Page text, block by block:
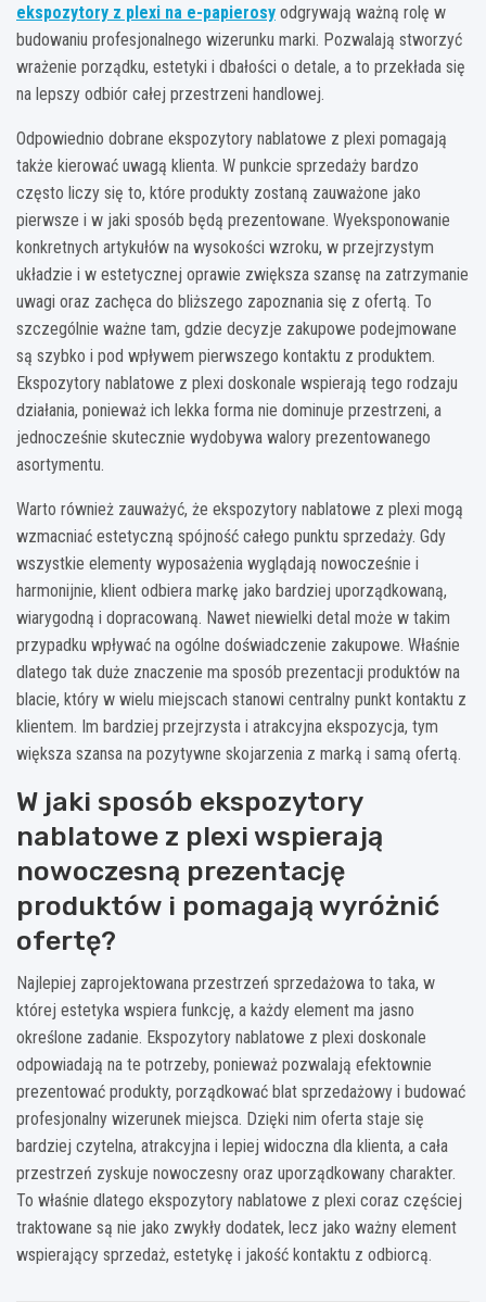
ekspozytory z plexi na e-papierosy odgrywają ważną rolę w
budowaniu profesjonalnego wizerunku marki. Pozwalają stworzyć
wrażenie porządku, estetyki i dbałości o detale, a to przekłada się
na lepszy odbiór całej przestrzeni handlowej.
Odpowiednio dobrane ekspozytory nablatowe z plexi pomagają
także kierować uwagą klienta. W punkcie sprzedaży bardzo
często liczy się to, które produkty zostaną zauważone jako
pierwsze i w jaki sposób będą prezentowane. Wyeksponowanie
konkretnych artykułów na wysokości wzroku, w przejrzystym
układzie i w estetycznej oprawie zwiększa szansę na zatrzymanie
uwagi oraz zachęca do bliższego zapoznania się z ofertą. To
szczególnie ważne tam, gdzie decyzje zakupowe podejmowane
są szybko i pod wpływem pierwszego kontaktu z produktem.
Ekspozytory nablatowe z plexi doskonale wspierają tego rodzaju
działania, ponieważ ich lekka forma nie dominuje przestrzeni, a
jednocześnie skutecznie wydobywa walory prezentowanego
asortymentu.
Warto również zauważyć, że ekspozytory nablatowe z plexi mogą
wzmacniać estetyczną spójność całego punktu sprzedaży. Gdy
wszystkie elementy wyposażenia wyglądają nowocześnie i
harmonijnie, klient odbiera markę jako bardziej uporządkowaną,
wiarygodną i dopracowaną. Nawet niewielki detal może w takim
przypadku wpływać na ogólne doświadczenie zakupowe. Właśnie
dlatego tak duże znaczenie ma sposób prezentacji produktów na
blacie, który w wielu miejscach stanowi centralny punkt kontaktu z
klientem. Im bardziej przejrzysta i atrakcyjna ekspozycja, tym
większa szansa na pozytywne skojarzenia z marką i samą ofertą.
W jaki sposób ekspozytory
nablatowe z plexi wspierają
nowoczesną prezentację
produktów i pomagają wyróżnić
ofertę?
Najlepiej zaprojektowana przestrzeń sprzedażowa to taka, w
której estetyka wspiera funkcję, a każdy element ma jasno
określone zadanie. Ekspozytory nablatowe z plexi doskonale
odpowiadają na te potrzeby, ponieważ pozwalają efektownie
prezentować produkty, porządkować blat sprzedażowy i budować
profesjonalny wizerunek miejsca. Dzięki nim oferta staje się
bardziej czytelna, atrakcyjna i lepiej widoczna dla klienta, a cała
przestrzeń zyskuje nowoczesny oraz uporządkowany charakter.
To właśnie dlatego ekspozytory nablatowe z plexi coraz częściej
traktowane są nie jako zwykły dodatek, lecz jako ważny element
wspierający sprzedaż, estetykę i jakość kontaktu z odbiorcą.